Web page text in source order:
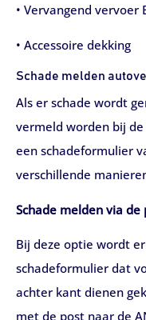
• Vervangend vervoer
• Accessoire dekking
Schade melden
Als er schade wordt
vermeld worden bij
een schadeformulier
verschillende
Schade melden via de
Bij deze optie wordt
schadeformulier dat
achter kant dienen
met de post naar de